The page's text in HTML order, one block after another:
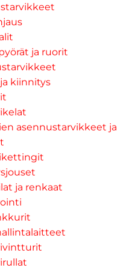
ja ruorit
kiinnitys
asennustarvikkeet ja
ja renkaat